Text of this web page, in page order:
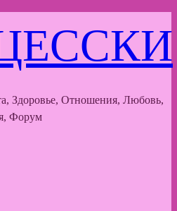
Отношения, Любовь,
Форум